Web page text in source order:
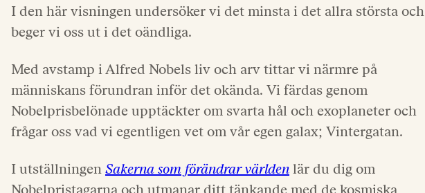
I den här visningen undersöker vi det minsta i det allra största och
beger vi oss ut i det oändliga.
Med avstamp i Alfred Nobels liv och arv tittar vi närmre på
människans förundran inför det okända. Vi färdas genom
Nobelprisbelönade upptäckter om svarta hål och exoplaneter och
frågar oss vad vi egentligen vet om vår egen galax; Vintergatan.
I utställningen Sakerna som förändrar världen lär du dig om
Nobelpristagarna och utmanar ditt tänkande med de kosmiska